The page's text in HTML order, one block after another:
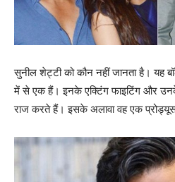
सुनील शेट्टी को कौन नहीं जानता है। यह
में से एक हैं। इनके एक्टिंग फाइटिंग और
राज करते हैं। इसके अलावा वह एक